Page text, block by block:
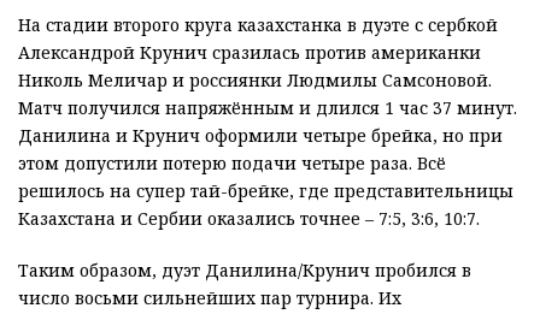
На стадии второго круга казахстанка в дуэте с сербкой
Александрой Крунич сразилась против американки
Николь Меличар и россиянки Людмилы Самсоновой.
Матч получился напряжённым и длился 1 час 37 минут.
Данилина и Крунич оформили четыре брейка, но при
этом допустили потерю подачи четыре раза. Всё
решилось на супер тай-брейке, где представительницы
Казахстана и Сербии оказались точнее – 7:5, 3:6, 10:7.
Таким образом, дуэт Данилина/Крунич пробился в
число восьми сильнейших пар турнира. Их